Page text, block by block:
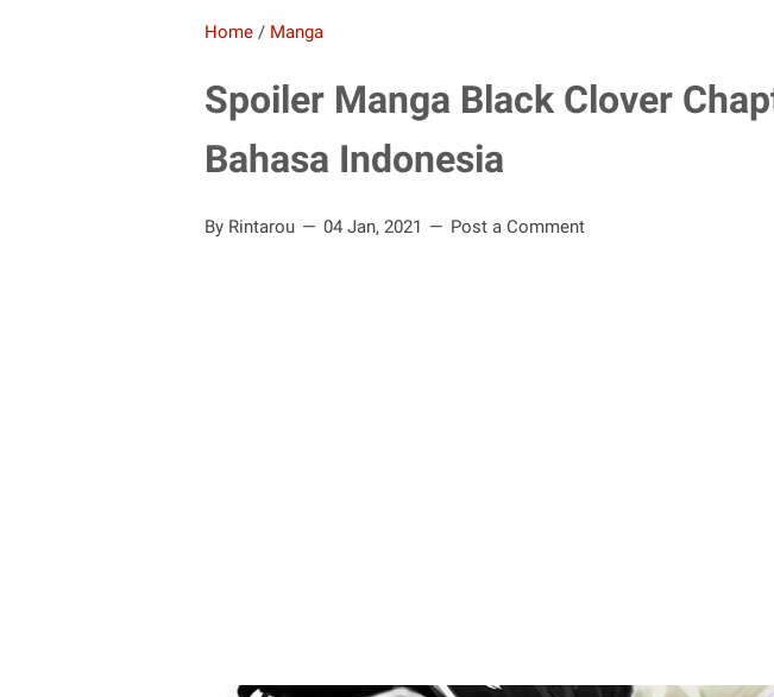
Home / Manga
Spoiler Manga Black Clover
Bahasa Indonesia
By Rintarou 04 Jan, 2021 Post a Comment